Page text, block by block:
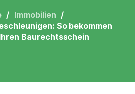
Immobilien
So bekommen
Baurechtsschein